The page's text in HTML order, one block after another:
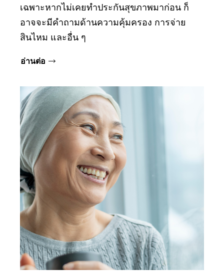
เฉพาะหากไม่เคยทำประกันสุขภาพมาก่อน ก็
อาจจะมีคำถามด้านความคุ้มครอง การจ่าย
สินไหม และอื่น ๆ
อ่านต่อ